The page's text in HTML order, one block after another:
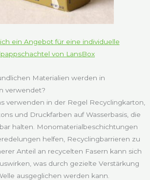
ein Angebot für eine individuelle
von LansBox
Materialien werden in
verwendet?
verwenden in der Regel Recyclingkarton,
und Druckfarben auf Wasserbasis, die
halten. Monomaterialbeschichtungen
helfen, Recyclingbarrieren zu
Anteil an recycelten Fasern kann sich
was durch gezielte Verstärkung
ausgeglichen werden kann.